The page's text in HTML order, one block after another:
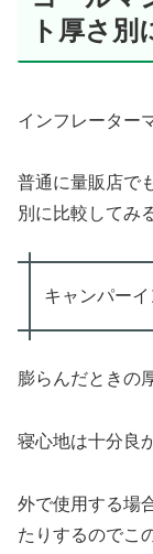
ト厚さ別
インフレーター
普通に量販店で
別に比較してみ
キャンパー
膨らんだときの
寝心地は十分良
外で使用する場
たりするのでこ